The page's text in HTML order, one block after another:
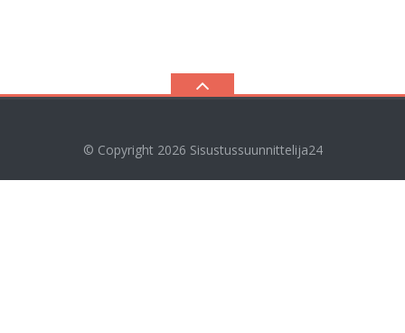
© Copyright 2026 Sisustussuunnittelija24